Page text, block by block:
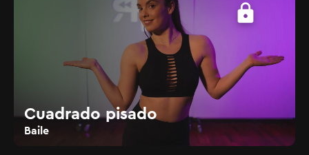
lock
Cuadrado pisado
Baile